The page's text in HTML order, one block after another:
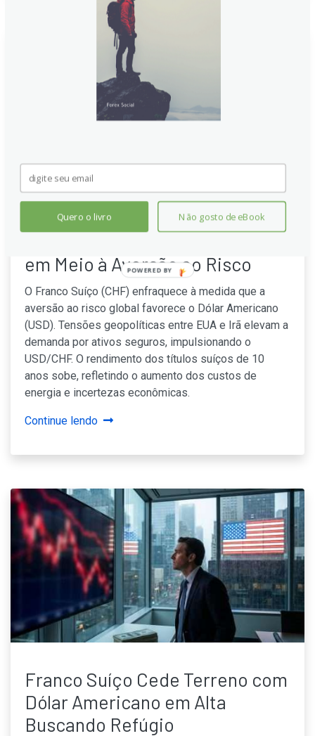
Franco Suíço Cede Terreno com
em Meio à Aversão ao Risco
O Franco Suíço (CHF) enfraquece à medida que a
aversão ao risco global favorece o Dólar Americano
(USD). Tensões geopolíticas entre EUA e Irã elevam a
demanda por ativos seguros, impulsionando o
USD/CHF. O rendimento dos títulos suíços de 10
anos sobe, refletindo o aumento dos custos de
energia e incertezas econômicas.
Continue lendo
Franco Suíço Cede Terreno com
Dólar Americano em Alta
Buscando Refúgio
Quero o livro Não gosto de eBook
POWERED